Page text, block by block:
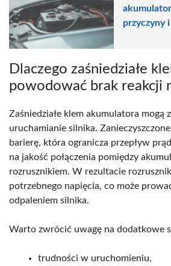
przyczyny
Dlaczego zaśniedziałe
powodować brak reakcji
Zaśniedziałe klem akumulatora mogą
uruchamianie silnika.
barierę, która ogranicza przepływ
na jakość połączenia pomiędzy
rozrusznikiem. W rezultacie
potrzebnego napięcia, co może
odpaleniem silnika.
Warto zwrócić uwagę na dodatkowe
trudności w uruchomieniu,